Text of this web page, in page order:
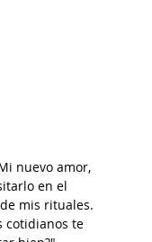
nuevo amor,
en el
mis rituales.
cotidianos te